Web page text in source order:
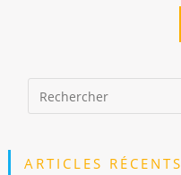
ARTICLES RÉCENTS